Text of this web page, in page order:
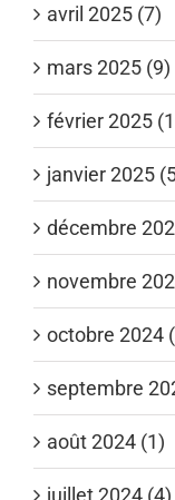
avril 2025 (7)
mars 2025 (9)
février 2025
janvier 2025
décembre
novembre
octobre 2024
septembre
août 2024 (1)
juillet 2024 (4)